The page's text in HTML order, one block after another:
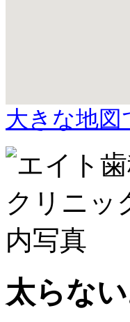
大きな地図
太らな